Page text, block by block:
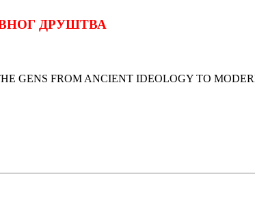
ДРУШТВА
FROM ANCIENT IDEOLOGY TO